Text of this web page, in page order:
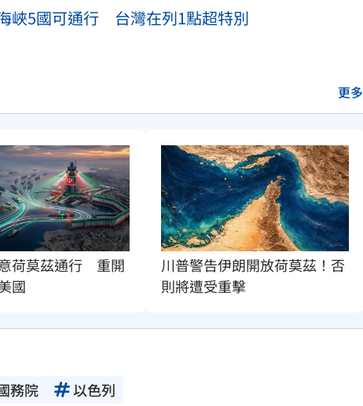
峽5國可通行 台灣在列1點超特別
更多
荷莫茲通行　重開
國
川普警告伊朗開放荷莫茲！否
則將遭受重擊
務院 以色列